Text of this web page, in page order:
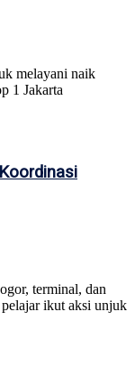
melayani naik
1 Jakarta
terminal, dan
ikut aksi unjuk